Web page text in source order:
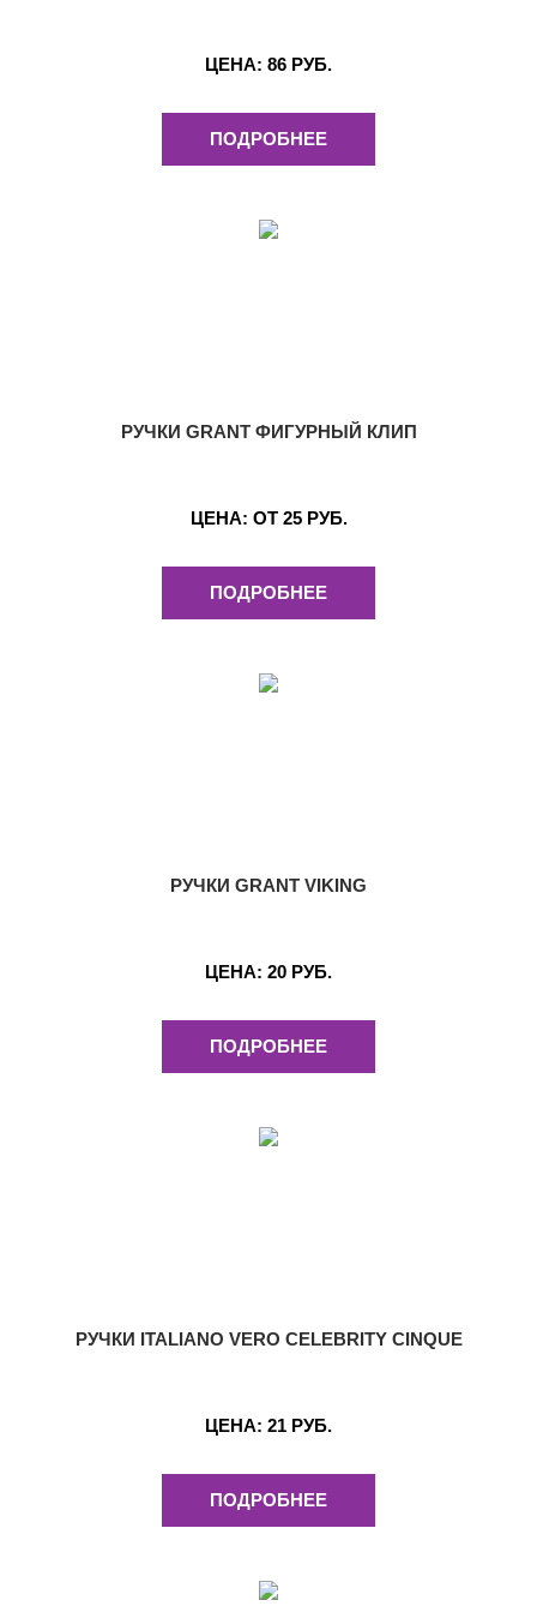
ЦЕНА: 86 РУБ.
ПОДРОБНЕЕ
РУЧКИ GRANT ФИГУРНЫЙ КЛИП
ЦЕНА: ОТ 25 РУБ.
ПОДРОБНЕЕ
РУЧКИ GRANT VIKING
ЦЕНА: 20 РУБ.
ПОДРОБНЕЕ
РУЧКИ ITALIANO VERO CELEBRITY CINQUE
ЦЕНА: 21 РУБ.
ПОДРОБНЕЕ